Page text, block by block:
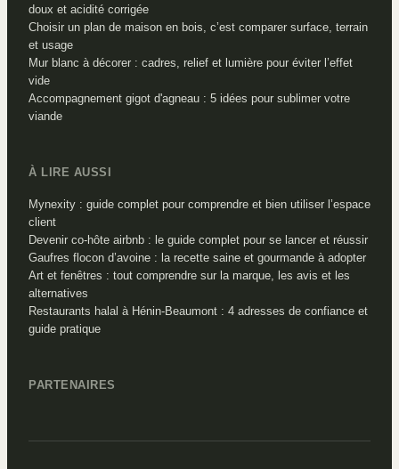
doux et acidité corrigée
Choisir un plan de maison en bois, c’est comparer surface, terrain
et usage
Mur blanc à décorer : cadres, relief et lumière pour éviter l’effet
vide
Accompagnement gigot d'agneau : 5 idées pour sublimer votre
viande
À LIRE AUSSI
Mynexity : guide complet pour comprendre et bien utiliser l’espace
client
Devenir co-hôte airbnb : le guide complet pour se lancer et réussir
Gaufres flocon d’avoine : la recette saine et gourmande à adopter
Art et fenêtres : tout comprendre sur la marque, les avis et les
alternatives
Restaurants halal à Hénin-Beaumont : 4 adresses de confiance et
guide pratique
PARTENAIRES